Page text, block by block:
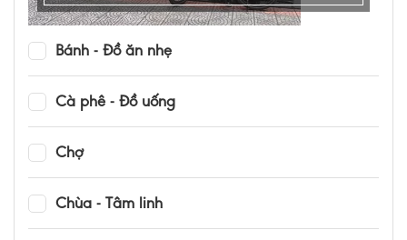
Bánh - Đồ ăn nhẹ
Cà phê - Đồ uống
Chợ
Chùa - Tâm linh